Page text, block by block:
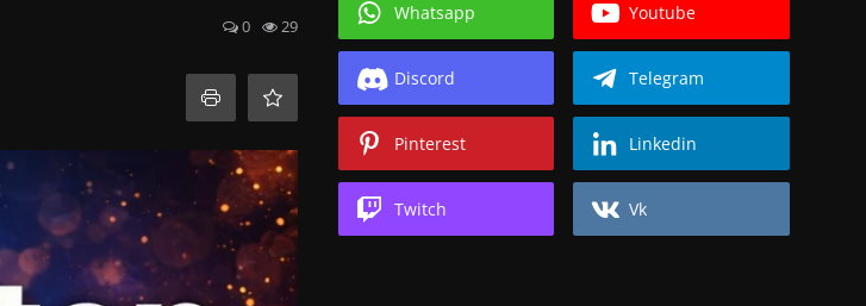
0 29
Whatsapp Youtube
Discord Telegram
Pinterest Linkedin
Twitch Vk